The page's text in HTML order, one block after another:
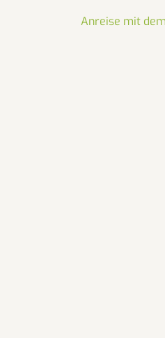
Anreise mit